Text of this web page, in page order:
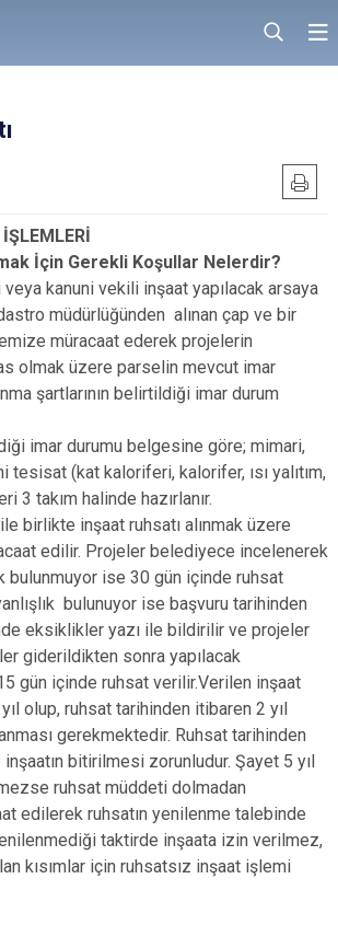
İçin Gerekli Koşullar Nelerdir?
veya kanuni vekili inşaat yapılacak arsaya
müdürlüğünden alınan çap ve bir
müracaat ederek projelerin
olmak üzere parselin mevcut imar
şartlarının belirtildiği imar durum
imar durumu belgesine göre; mimari,
tesisat (kat kaloriferi, kalorifer, ısı yalıtım,
3 takım halinde hazırlanır.
birlikte inşaat ruhsatı alınmak üzere
edilir. Projeler belediyece incelenerek
bulunmuyor ise 30 gün içinde ruhsat
bulunuyor ise başvuru tarihinden
eksiklikler yazı ile bildirilir ve projeler
giderildikten sonra yapılacak
gün içinde ruhsat verilir.Verilen inşaat
olup, ruhsat tarihinden itibaren 2 yıl
gerekmektedir. Ruhsat tarihinden
bitirilmesi zorunludur. Şayet 5 yıl
ruhsat müddeti dolmadan
edilerek ruhsatın yenilenme talebinde
taktirde inşaata izin verilmez,
kısımlar için ruhsatsız inşaat işlemi